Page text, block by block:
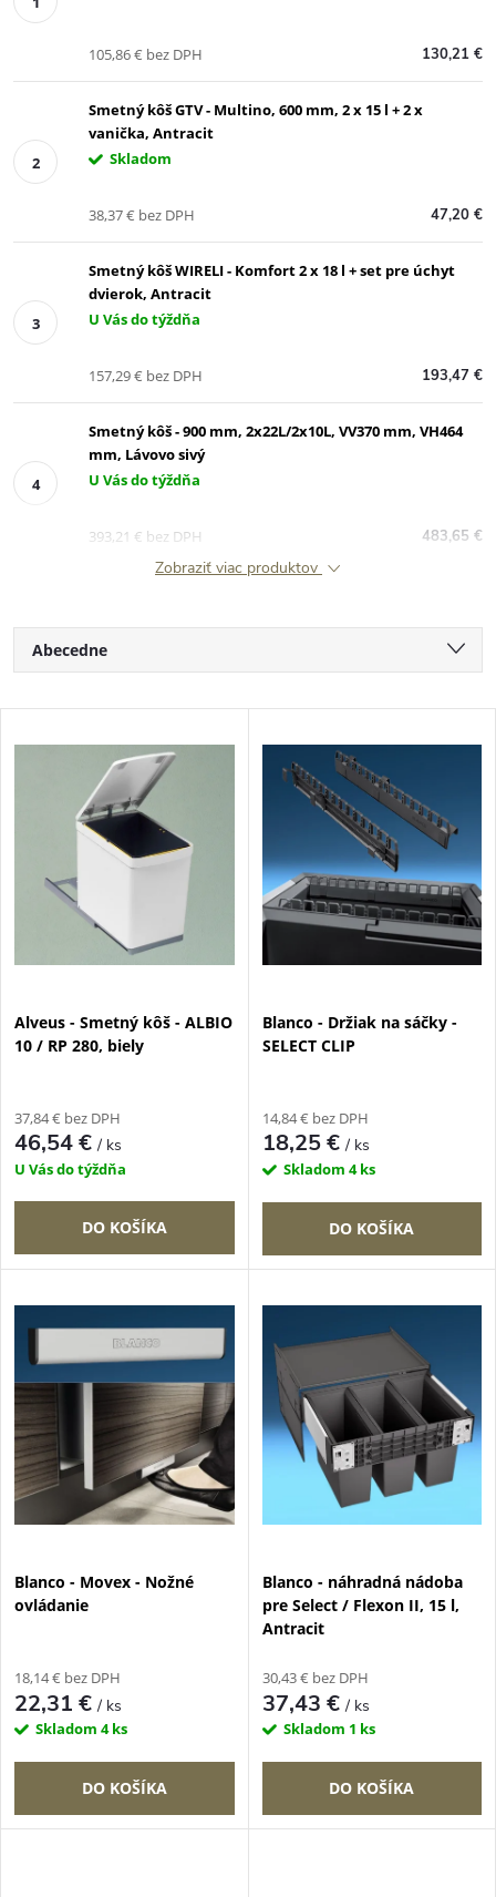
130,21 €
105,86 € bez DPH
Smetný kôš GTV - Multino, 600 mm, 2 x 15 l + 2 x
vanička, Antracit
Skladom
47,20 €
38,37 € bez DPH
Smetný kôš WIRELI - Komfort 2 x 18 l + set pre úchyt
dvierok, Antracit
U Vás do týždňa
193,47 €
157,29 € bez DPH
Smetný kôš - 900 mm, 2x22L/2x10L, VV370 mm, VH464
mm, Lávovo sivý
U Vás do týždňa
483,65 €
393,21 € bez DPH
Zobraziť viac produktov
R
a
d
e
p
o
d
u
k
t
o
v
Abecedne
Najpredávanejšie
V
s
p
r
o
d
k
o
v
Alveus - Smetný kôš - ALBIO
10 / RP 280, biely
37,84 € bez DPH
46,54 €/ ks
U Vás do týždňa
DO KOŠÍKA
Blanco - Držiak na sáčky -
SELECT CLIP
14,84 € bez DPH
18,25 €/ ks
Skladom 4 ks
DO KOŠÍKA
Blanco - Movex - Nožné
ovládanie
18,14 € bez DPH
22,31 €/ ks
Skladom 4 ks
DO KOŠÍKA
Blanco - náhradná nádoba
pre Select / Flexon II, 15 l,
Antracit
30,43 € bez DPH
37,43 €/ ks
Skladom 1 ks
DO KOŠÍKA